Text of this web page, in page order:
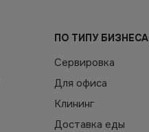
ПО ТИПУ БИЗНЕСА
Сервировка
Для офиса
Клининг
Доставка еды